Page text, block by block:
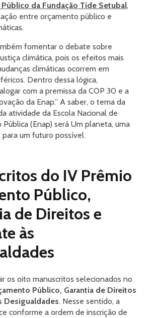
da Fundação Tide Setubal,
entre orçamento público e
fomentar o debate sobre
climática, pois os efeitos mais
climáticas ocorrem em
Dentro dessa lógica,
com a premissa da COP 30 e a
da Enap.” A saber, o tema da
atividade da Escola Nacional de
(Enap) será Um planeta, uma
para um futuro possível.
do IV Prêmio
Público,
de Direitos e
às
os oito manuscritos selecionados no
Público, Garantia de Direitos
Desigualdades. Nesse sentido, a
conforme a ordem de inscrição de